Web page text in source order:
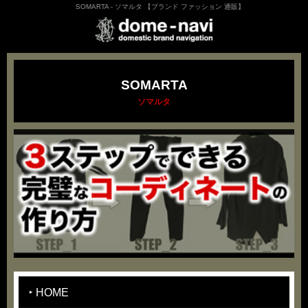
SOMARTA - ソマルタ 【ブランド ファッション 通販】
SOMARTA
ソマルタ
HOME